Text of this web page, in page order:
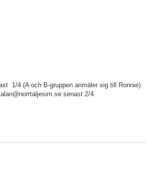
1/4 (A och B-gruppen anmäler sig till Ronnie).
senast 2/4.